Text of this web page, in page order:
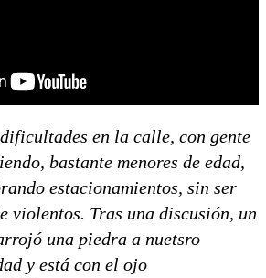
en la calle, con gente
bastante menores de edad,
estacionamientos, sin ser
violentos. Tras una discusión, un
una piedra a nuetsro
y está con el ojo